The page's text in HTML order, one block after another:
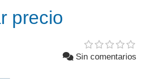
precio
Sin comentarios